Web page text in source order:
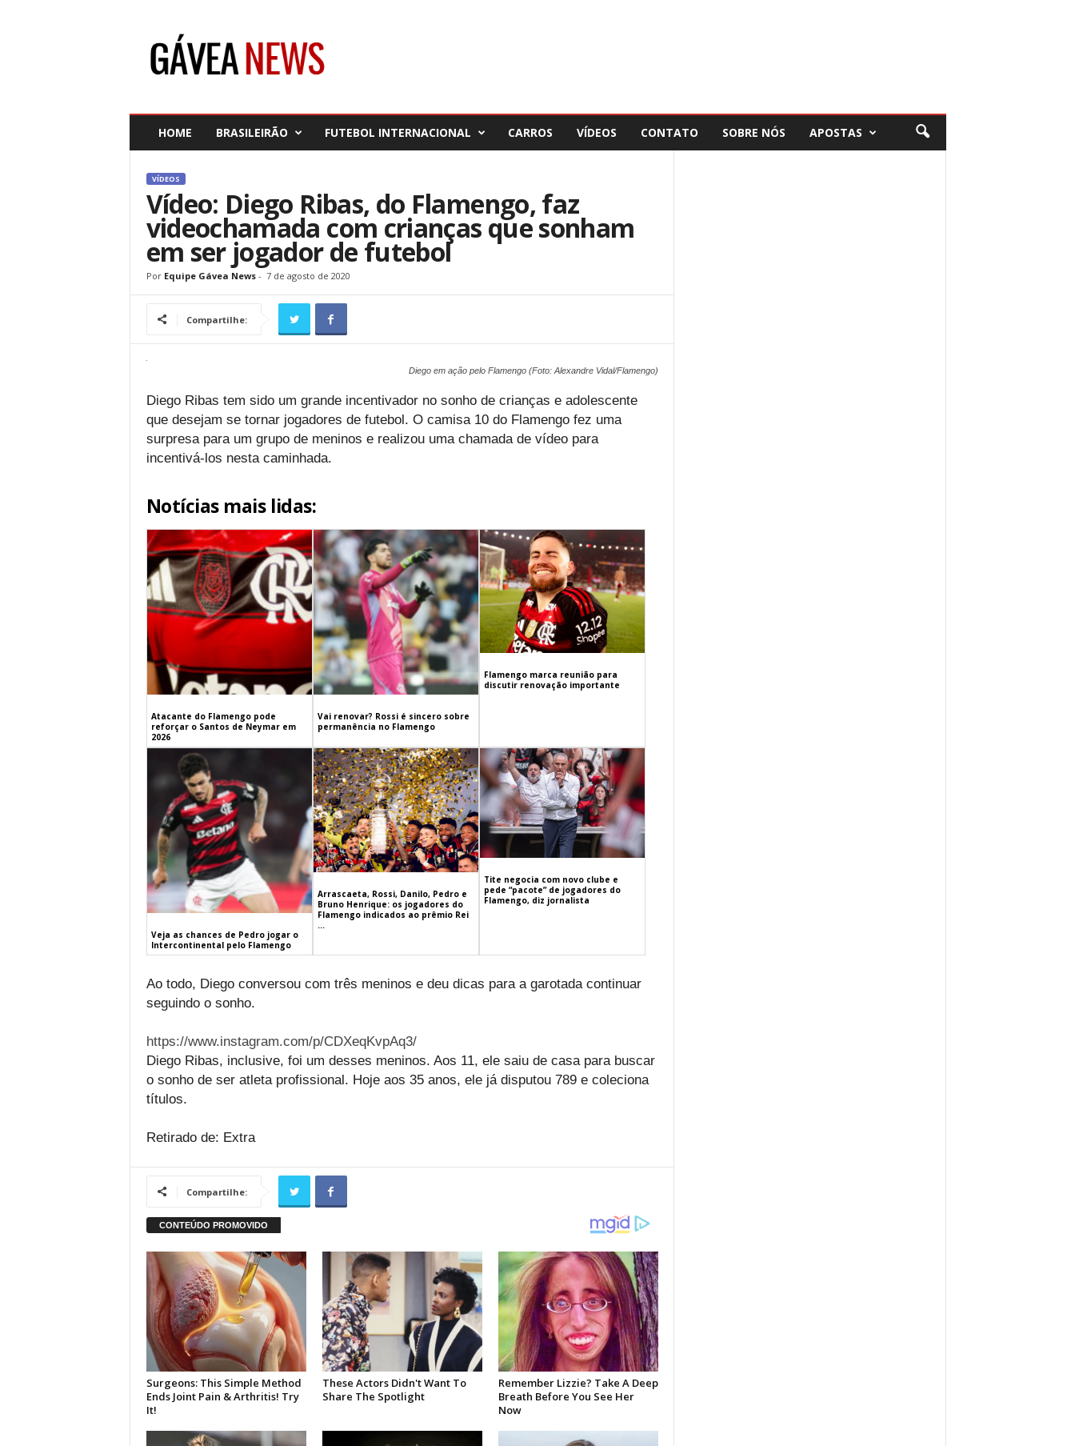
HOME BRASILEIRÃO FUTEBOL INTERNACIONAL CARROS VÍDEOS CONTATO SOBRE NÓS APOSTAS
VÍDEOS
Vídeo: Diego Ribas, do Flamengo, faz
videochamada com crianças que sonham
em ser jogador de futebol
Por Equipe Gávea News- 7 de agosto de 2020
Compartilhe:
Diego em ação pelo Flamengo (Foto: Alexandre Vidal/Flamengo)
Diego Ribas tem sido um grande incentivador no sonho de crianças e adolescente
que desejam se tornar jogadores de futebol. O camisa 10 do Flamengo fez uma
surpresa para um grupo de meninos e realizou uma chamada de vídeo para
incentivá-los nesta caminhada.
Notícias mais lidas:
Atacante do Flamengo pode
reforçar o Santos de Neymar em
2026
Vai renovar? Rossi é sincero sobre
permanência no Flamengo
Flamengo marca reunião para
discutir renovação importante
Veja as chances de Pedro jogar o
Intercontinental pelo Flamengo
Arrascaeta, Rossi, Danilo, Pedro e
Bruno Henrique: os jogadores do
Flamengo indicados ao prêmio Rei
...
Tite negocia com novo clube e
pede “pacote” de jogadores do
Flamengo, diz jornalista
Ao todo, Diego conversou com três meninos e deu dicas para a garotada continuar
seguindo o sonho.
https://www.instagram.com/p/CDXeqKvpAq3/
Diego Ribas, inclusive, foi um desses meninos. Aos 11, ele saiu de casa para buscar
o sonho de ser atleta profissional. Hoje aos 35 anos, ele já disputou 789 e coleciona
títulos.
Retirado de: Extra
Compartilhe: